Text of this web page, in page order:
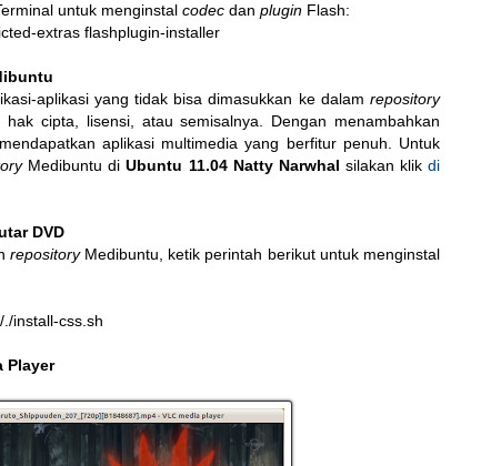
untuk menginstal codec dan plugin Flash:
extras flashplugin-installer
aplikasi yang tidak bisa dimasukkan ke dalam repository
cipta, lisensi, atau semisalnya. Dengan menambahkan
aplikasi multimedia yang berfitur penuh. Untuk
Medibuntu diUbuntu 11.04 Natty Narwhal silakan klikdi
DVD
repositoryMedibuntu, ketik perintah berikut untuk menginstal
install-css.sh
Player